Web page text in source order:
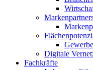
Digitale
Fachkräfte